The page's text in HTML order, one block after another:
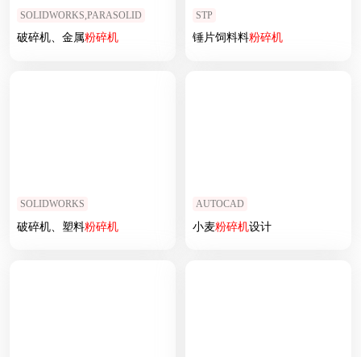
SOLIDWORKS,PARASOLID
破碎机、金属粉碎机
STP
锤片饲料料粉碎机
SOLIDWORKS
破碎机、塑料粉碎机
AUTOCAD
小麦粉碎机设计